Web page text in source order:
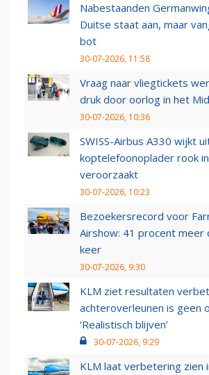
Nabestaanden
Duitse staat aan, maar
bot
30-07-2026, 11:58
Vraag naar vliegtickets
druk door oorlog in het
30-07-2026, 10:36
SWISS-Airbus A330 wijkt
koptelefoonoplader rook
veroorzaakt
30-07-2026, 10:23
Bezoekersrecord voor
Airshow: 41 procent meer
keer
30-07-2026, 9:30
KLM ziet resultaten
achteroverleunen is geen
‘Realistisch blijven’
30-07-2026, 9:29
KLM laat verbetering zien